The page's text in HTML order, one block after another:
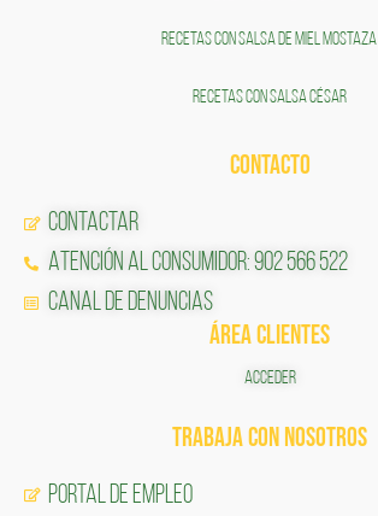
RECETAS CON SALSA DE MIEL MOSTAZA
RECETAS CON SALSA CÉSAR
CONTACTO
Contactar
Atención al Consumidor: 902 566 522
Canal de Denuncias
ÁREA CLIENTES
ACCEDER
TRABAJA CON NOSOTROS
Portal de Empleo